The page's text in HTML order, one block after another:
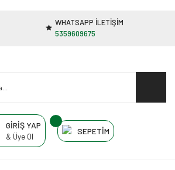
WHATSAPP İLETİŞİM
5359609675
GİRİŞ YAP
& Üye Ol
SEPETİM